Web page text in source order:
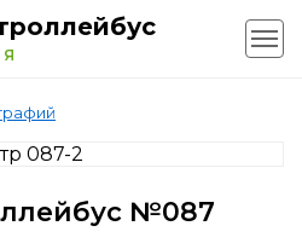
№087